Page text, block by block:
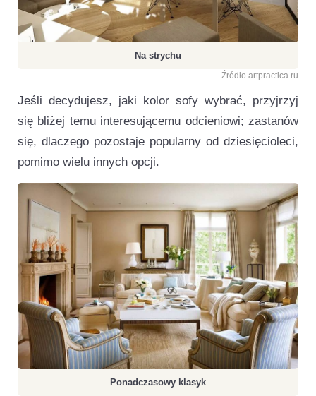
Na strychu
Źródło artpractica.ru
Jeśli decydujesz, jaki kolor sofy wybrać, przyjrzyj
się bliżej temu interesującemu odcieniowi; zastanów
się, dlaczego pozostaje popularny od dziesięcioleci,
pomimo wielu innych opcji.
Ponadczasowy klasyk